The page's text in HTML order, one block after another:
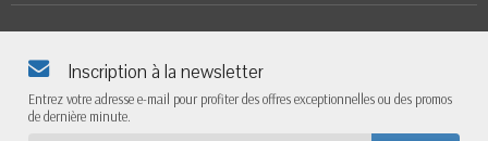
Inscription à la newsletter
Entrez votre adresse e-mail pour profiter des offres exceptionnelles ou des promos
de dernière minute.